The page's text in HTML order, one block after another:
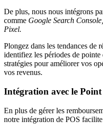
De plus, nous nous intégrons
comme Google Search
Pixel.
Plongez dans les tendances de
identifiez les périodes de
stratégies pour améliorer vos
vos revenus.
Intégration avec le Point
En plus de gérer les
notre intégration de POS